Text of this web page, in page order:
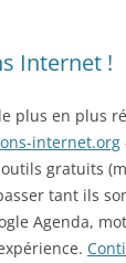
Internet !
plus en plus
internet.org
gratuits
tant ils
Agenda,